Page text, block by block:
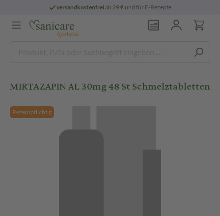
versandkostenfreiab 29 € und für E-Rezepte
MIRTAZAPIN AL 30mg 48 St Schmelztabletten
Rezeptpflichtig